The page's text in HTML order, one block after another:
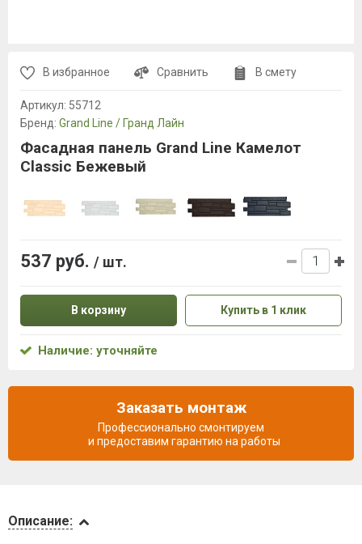
Описание:
В избранное Сравнить В смету
Артикул: 55712
Бренд: Grand Line / Гранд Лайн
Фасадная панель Grand Line Камелот
Classic Бежевый
537 руб. / шт.
В корзину Купить в 1 клик
Наличие: уточняйте
Заказать монтаж
Профессионально смонтируем
и предоставим гарантию на работы